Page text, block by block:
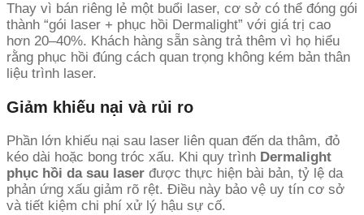
Thay vì bán riêng lẻ một buổi laser, cơ sở có thể đóng gói
thành “gói laser + phục hồi Dermalight” với giá trị cao
hơn 20–40%. Khách hàng sẵn sàng trả thêm vì họ hiểu
rằng phục hồi đúng cách quan trọng không kém bản thân
liệu trình laser.
Giảm khiếu nại và rủi ro
Phần lớn khiếu nại sau laser liên quan đến da thâm, đỏ
kéo dài hoặc bong tróc xấu. Khi quy trình Dermalight
phục hồi da sau laser được thực hiện bài bản, tỷ lệ da
phản ứng xấu giảm rõ rệt. Điều này bảo vệ uy tín cơ sở
và tiết kiệm chi phí xử lý hậu sự cố.